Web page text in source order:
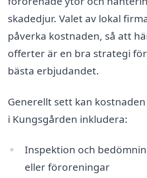
skadedjur. Valet av lokal
påverka kostnaden, så att
offerter är en bra strategi
bästa erbjudandet.
Generellt sett kan
i Kungsgården inkludera:
Inspektion och
eller föroreningar